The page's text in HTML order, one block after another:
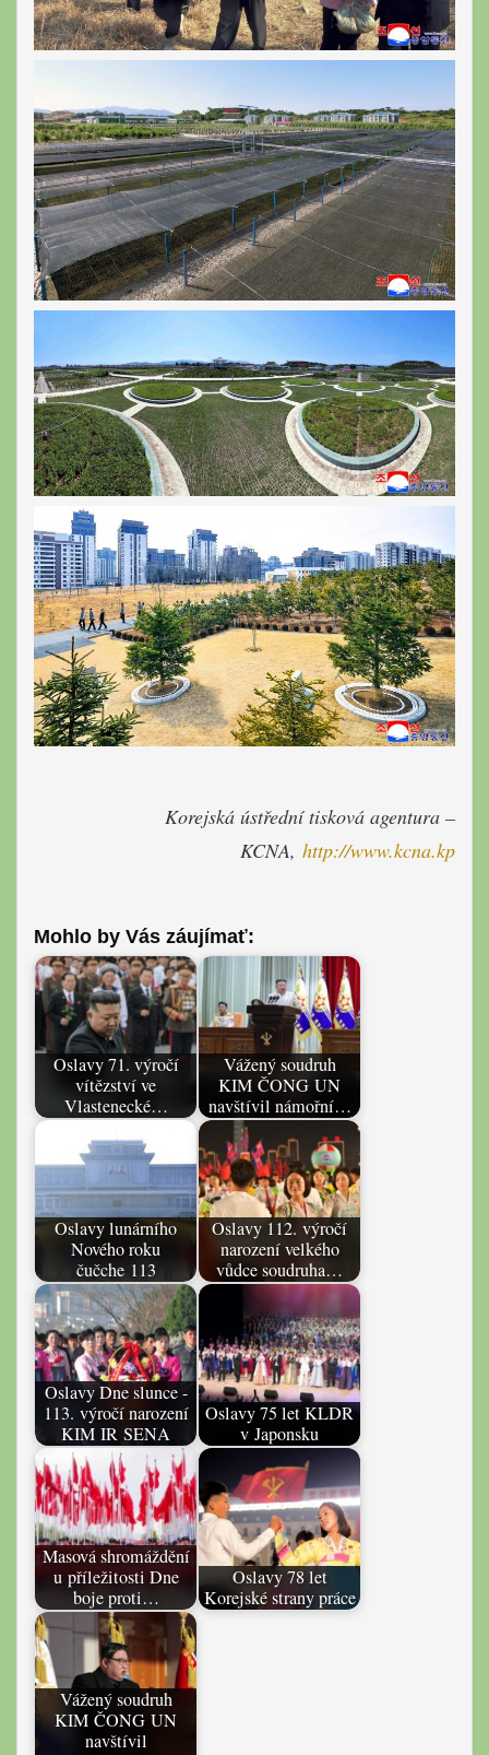
Korejská ústřední tisková agentura –
KCNA, http://www.kcna.kp
Mohlo by Vás záujímať:
Oslavy 71. výročí
vítězství ve
Vlastenecké…
Vážený soudruh
KIM ČONG UN
navštívil námořní…
Oslavy lunárního
Nového roku
čučche 113
Oslavy 112. výročí
narození velkého
vůdce soudruha…
Oslavy Dne slunce -
113. výročí narození
KIM IR SENA
Oslavy 75 let KLDR
v Japonsku
Masová shromáždění
u příležitosti Dne
boje proti…
Oslavy 78 let
Korejské strany práce
Vážený soudruh
KIM ČONG UN
navštívil